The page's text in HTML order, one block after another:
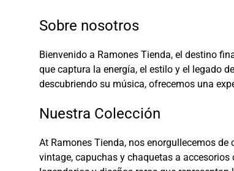
Sobre nosotros
Bienvenido a Ramones Tienda, el destino
que captura la energía, el estilo y el legado
descubriendo su música, ofrecemos una
Nuestra Colección
At Ramones Tienda, nos enorgullecemos
vintage, capuchas y chaquetas a